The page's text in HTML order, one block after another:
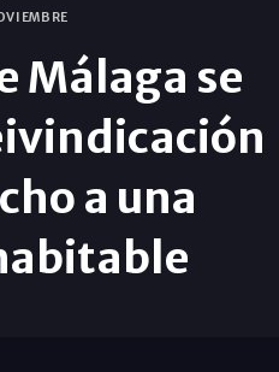
Málaga se
a una